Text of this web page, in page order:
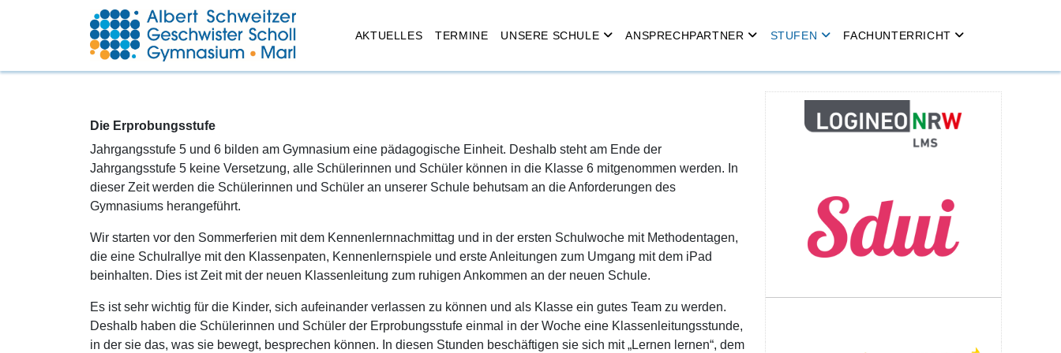
AKTUELLES TERMINE UNSERE SCHULE ANSPRECHPARTNER STUFEN FACHUNTERRICHT
Die Erprobungsstufe
Jahrgangsstufe 5 und 6 bilden am Gymnasium eine pädagogische Einheit. Deshalb steht am Ende der
Jahrgangsstufe 5 keine Versetzung, alle Schülerinnen und Schüler können in die Klasse 6 mitgenommen werden. In
dieser Zeit werden die Schülerinnen und Schüler an unserer Schule behutsam an die Anforderungen des
Gymnasiums herangeführt.
Wir starten vor den Sommerferien mit dem Kennenlernnachmittag und in der ersten Schulwoche mit Methodentagen,
die eine Schulrallye mit den Klassenpaten, Kennenlernspiele und erste Anleitungen zum Umgang mit dem iPad
beinhalten. Dies ist Zeit mit der neuen Klassenleitung zum ruhigen Ankommen an der neuen Schule.
Es ist sehr wichtig für die Kinder, sich aufeinander verlassen zu können und als Klasse ein gutes Team zu werden.
Deshalb haben die Schülerinnen und Schüler der Erprobungsstufe einmal in der Woche eine Klassenleitungsstunde,
in der sie das, was sie bewegt, besprechen können. In diesen Stunden beschäftigen sie sich mit „Lernen lernen“, dem